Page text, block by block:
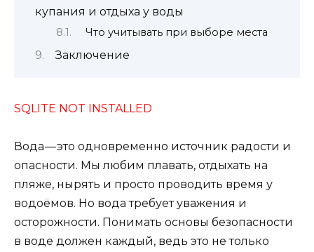
купания и отдыха у воды
Что учитывать при выборе места
Заключение
SQLITE NOT INSTALLED
Вода — это одновременно источник радости и
опасности. Мы любим плавать, отдыхать на
пляже, нырять и просто проводить время у
водоёмов. Но вода требует уважения и
осторожности. Понимать основы безопасности
в воде должен каждый, ведь это не только